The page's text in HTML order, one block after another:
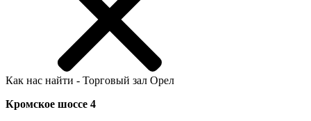
Как нас найти - Торговый зал Орел
Кромское шоссе 4